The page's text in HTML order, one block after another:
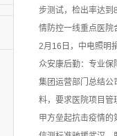
步测试，检出率达到
情防控一线重点医院
2月16日，中电照明
众安康后勤：专业保
集团运营部门总结公
料，要求医院项目管
甲方垒起抗击疫情的